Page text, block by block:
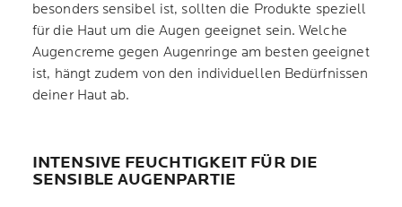
besonders sensibel ist, sollten die Produkte speziell
für die Haut um die Augen geeignet sein. Welche
Augencreme gegen Augenringe am besten geeignet
ist, hängt zudem von den individuellen Bedürfnissen
deiner Haut ab.
INTENSIVE FEUCHTIGKEIT FÜR DIE
SENSIBLE AUGENPARTIE